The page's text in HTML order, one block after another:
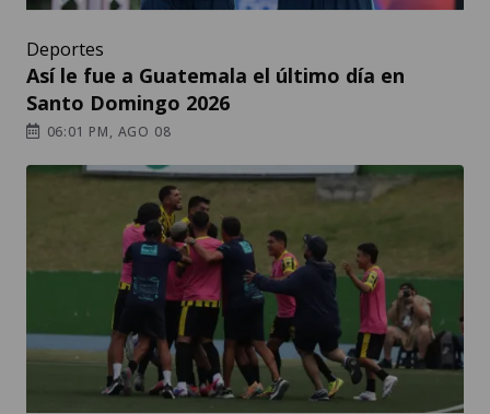
Deportes
Así le fue a Guatemala el último día en
Santo Domingo 2026
06:01 PM, AGO 08